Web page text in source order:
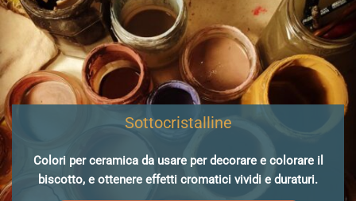
Sottocristalline
Colori per ceramica da usare per decorare e colorare il
biscotto, e ottenere effetti cromatici vividi e duraturi.